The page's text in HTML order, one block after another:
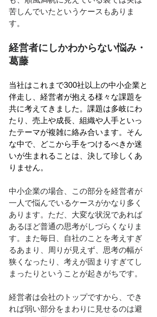
苦しんでいたというケースもありま
す。
経営者にしかわからない悩み・
葛藤
当社はこれまで300社以上の中小企業と
伴走し、経営者が抱える様々な課題を
共に考えてきました。課題は多岐にわ
たり、売上や成長、組織や人手といっ
たテーマが複雑に絡み合います。そん
な中で、どこから手をつけるべきか迷
いが生まれることは、決して珍しくあ
りません。
中小企業の場合、この部分を経営者が
一人で悩んでいるケースがかなり多く
あります。ただ、大変な状況であれば
あるほど普通の思考がしづらくなりま
す。また毎日、自社のことを考えすぎ
るあまり、周りが見えず、思考の幅が
狭くなったり、考えが固まりすぎてし
まったりということが起きがちです。
経営者は会社のトップですから、でき
れば弱い部分をまわりに見せるのは避